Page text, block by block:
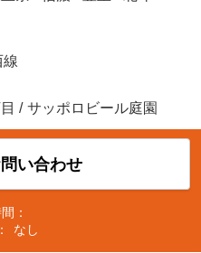
線
/ サッポロビール庭園
い合わせ
：
なし